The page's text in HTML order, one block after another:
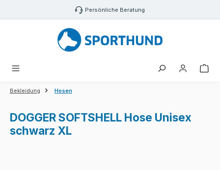
Zum Hauptinhalt springen Persönliche Beratung
Bekleidung Hosen
DOGGER SOFTSHELL Hose Unisex
schwarz XL